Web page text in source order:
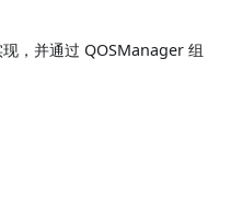
，并通过 QOSManager 组